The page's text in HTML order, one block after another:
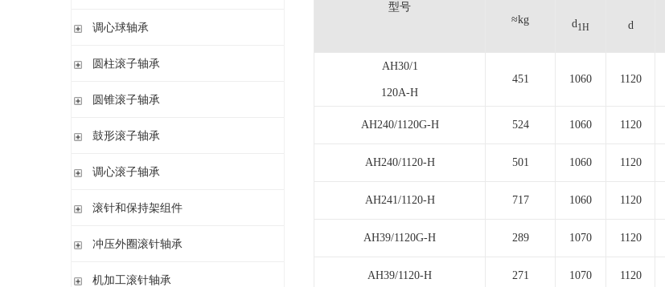
双列开式或密封
四点接触球轴承
调心球轴承
圆柱孔开式或密封
圆柱孔或圆锥孔 开式
带紧定套开式或密封
带紧定套开式
圆柱滚子轴承
带保持架的圆柱滚子轴承
单列满装圆柱滚子轴承
高精密圆柱滚子轴承
圆锥滚子轴承
单列圆锥滚子轴承
单列英制圆锥滚子轴承
鼓形滚子轴承
圆柱孔或圆锥孔
调心滚子轴承
圆柱孔或圆锥孔
带退卸套
滚针和保持架组件
单列
冲压外圈滚针轴承
开式 闭式 无密封
机加工滚针轴承
型号
≈kg
d1H d
AH30/1
120A-H
451 1060 1120
AH240/1120G-H 524 1060 1120
AH240/1120-H 501 1060 1120
AH241/1120-H 717 1060 1120
AH39/1120G-H 289 1070 1120
AH39/1120-H 271 1070 1120